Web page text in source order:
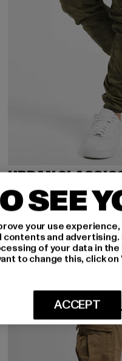
URBAN
Camo
26,95 EUR
Derzeitiger Preis: 26,95
54,99 EUR
-40%
SEE
your use
and
of your data in
to change this, click
ACCEPT